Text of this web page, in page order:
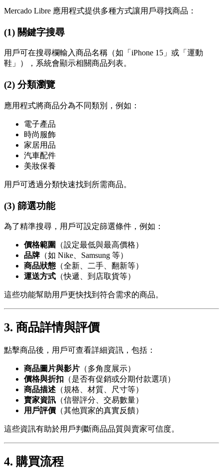
Mercado Libre 應用程式提供多種方式讓用戶尋找商品：
(1) 關鍵字搜尋
用戶可在搜尋欄輸入商品名稱（如「iPhone 15」或「運動
鞋」），系統會顯示相關商品列表。
(2) 分類瀏覽
應用程式將商品分為不同類別，例如：
電子產品
時尚服飾
家居用品
汽車配件
美妝保養
用戶可透過分類快速找到所需商品。
(3) 篩選功能
為了精準搜尋，用戶可設定篩選條件，例如：
價格範圍
（設定最低與最高價格）
品牌 （如 Nike、Samsung 等）
商品狀態 （全新、二手、翻新等）
運送方式 （快遞、到店取貨等）
這些功能幫助用戶更快找到符合需求的商品。
3. 商品詳情與評價
點擊商品後，用戶可查看詳細資訊，包括：
商品圖片與影片 （多角度展示）
價格與折扣 （是否有促銷或分期付款選項）
商品描述 （規格、材質、尺寸等）
賣家資訊 （信譽評分、交易數量）
用戶評價 （其他買家的真實反饋）
這些資訊有助於用戶判斷商品品質與賣家可信度。
4. 購買流程